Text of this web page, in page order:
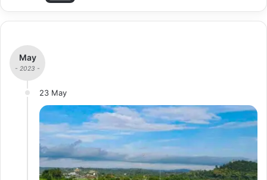
May
- 2023 -
23 May